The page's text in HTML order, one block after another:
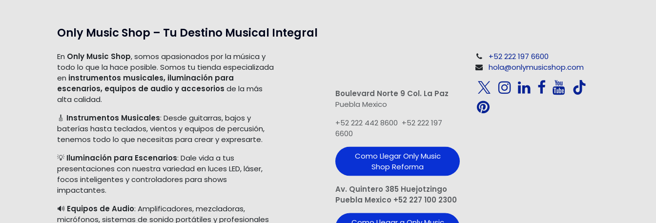
Only Music Shop – Tu Destino Musical Integral
En Only Music Shop, somos apasionados por la música y
todo lo que la hace posible. Somos tu tienda especializada
en instrumentos musicales, iluminación para
escenarios, equipos de audio y accesorios de la más
alta calidad.
🎸 Instrumentos Musicales: Desde guitarras, bajos y
baterías hasta teclados, vientos y equipos de percusión,
tenemos todo lo que necesitas para crear y expresarte.
💡 Iluminación para Escenarios: Dale vida a tus
presentaciones con nuestra variedad en luces LED, láser,
focos inteligentes y controladores para shows
impactantes.
🔊 Equipos de Audio: Amplificadores, mezcladoras,
micrófonos, sistemas de sonido portátiles y profesionales
Boulevard Norte 9 Col. La Paz
Puebla Mexico
+52 222 442 8600 +52 222 197
6600
Como Llegar Only Music
Shop​ Reforma
Av. Quintero 385 Huejotzingo
Puebla Mexico +52 227 100 2300
+52 222 197 6600
hola@onlymusicshop.com